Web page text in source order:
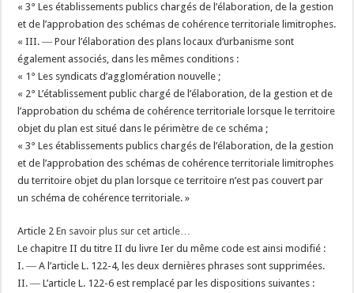
« 3° Les établissements publics chargés de l’élaboration, de la gestion
et de l’approbation des schémas de cohérence territoriale limitrophes.
« III. ― Pour l’élaboration des plans locaux d’urbanisme sont
également associés, dans les mêmes conditions :
« 1° Les syndicats d’agglomération nouvelle ;
« 2° L’établissement public chargé de l’élaboration, de la gestion et de
l’approbation du schéma de cohérence territoriale lorsque le territoire
objet du plan est situé dans le périmètre de ce schéma ;
« 3° Les établissements publics chargés de l’élaboration, de la gestion
et de l’approbation des schémas de cohérence territoriale limitrophes
du territoire objet du plan lorsque ce territoire n’est pas couvert par
un schéma de cohérence territoriale. »
Article 2En savoir plus sur cet article…
Le chapitre II du titre II du livre Ier du même code est ainsi modifié :
I. ― A l’article L. 122-4, les deux dernières phrases sont supprimées.
II. ― L’article L. 122-6 est remplacé par les dispositions suivantes :